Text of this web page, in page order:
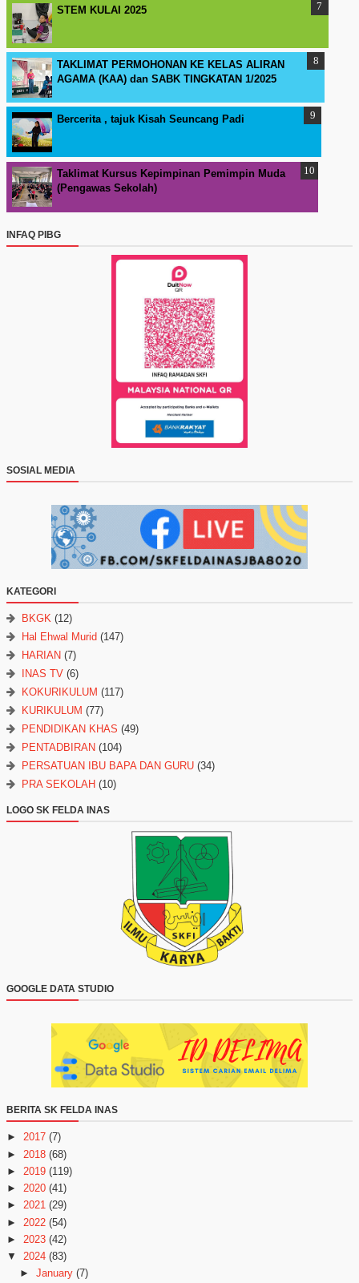
STEM KULAI 2025
TAKLIMAT PERMOHONAN KE KELAS ALIRAN
AGAMA (KAA) dan SABK TINGKATAN 1/2025
Bercerita , tajuk Kisah Seuncang Padi
Taklimat Kursus Kepimpinan Pemimpin Muda
(Pengawas Sekolah)
INFAQ PIBG
SOSIAL MEDIA
KATEGORI
BKGK (12)
Hal Ehwal Murid (147)
HARIAN (7)
INAS TV (6)
KOKURIKULUM (117)
KURIKULUM (77)
PENDIDIKAN KHAS (49)
PENTADBIRAN (104)
PERSATUAN IBU BAPA DAN GURU (34)
PRA SEKOLAH (10)
LOGO SK FELDA INAS
GOOGLE DATA STUDIO
BERITA SK FELDA INAS
► 2017 (7)
► 2018 (68)
► 2019 (119)
► 2020 (41)
► 2021 (29)
► 2022 (54)
► 2023 (42)
▼
2024 (83)
► January (7)